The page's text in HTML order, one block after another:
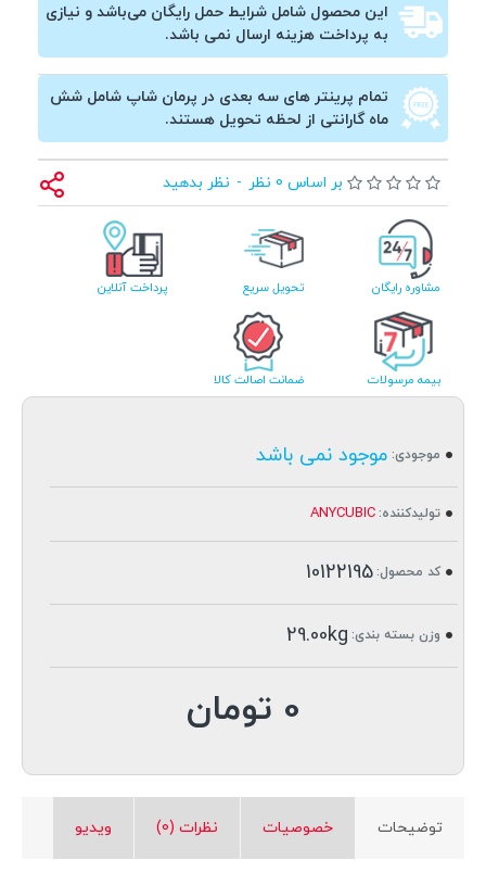
این محصول شامل شرایط حمل رایگان می‌باشد و نیازی
به پرداخت هزینه ارسال نمی باشد.
تمام پرینتر های سه بعدی در پرمان شاپ شامل شش
ماه گارانتی از لحظه تحویل هستند.
بر اساس 0 نظر - نظر بدهید
مشاوره رایگان تحویل سریع پرداخت آنلاین
بیمه مرسولات ضمانت اصالت کالا
0 تومان
موجودی: موجود نمی باشد
تولیدکننده: ANYCUBIC
کد محصول: 10122195
وزن بسته بندی: 29.00kg
توضیحات خصوصیات نظرات (0) ویدیو